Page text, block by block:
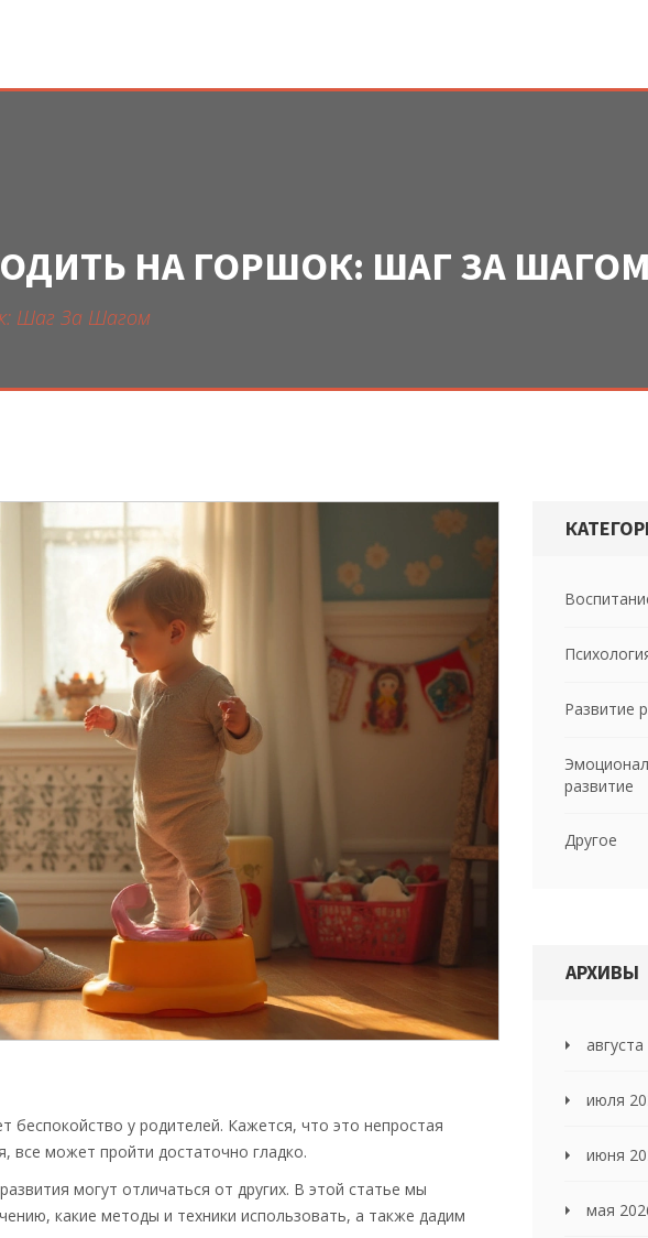
НА ГОРШОК: ШАГ ЗА ШАГОМ
Шаг За Шагом
беспокойство у родителей. Кажется, что это непростая
все может пройти достаточно гладко.
могут отличаться от других. В этой статье мы
какие методы и техники использовать, а также дадим
Развитие
развитие
Другое
АРХИВЫ
июля
июня
мая